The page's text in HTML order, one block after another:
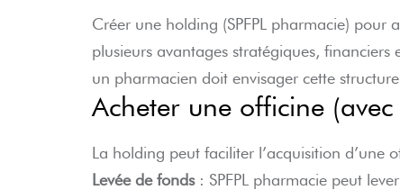
Créer une holding (SPFPL pharmacie)
plusieurs avantages stratégiques, financiers
un pharmacien doit envisager cette
Acheter une officine (avec
La holding peut faciliter l’acquisition d’une
Levée de fonds: SPFPL pharmacie peut